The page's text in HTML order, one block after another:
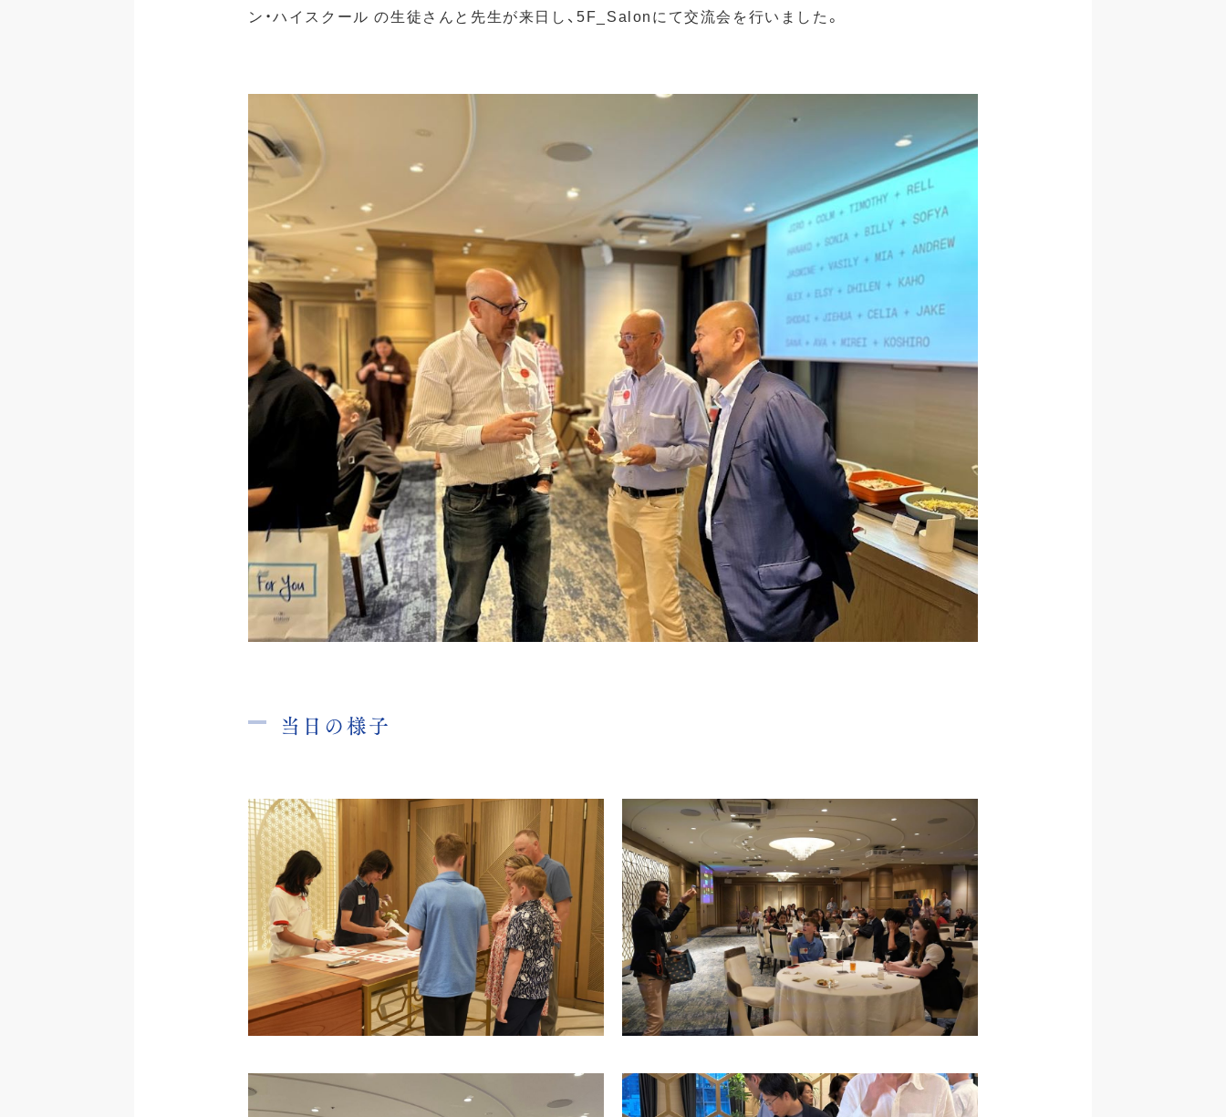
ン・ハイスクール の生徒さんと先生が来日し、5F_Salonにて交流会を行いました。
当日の様子